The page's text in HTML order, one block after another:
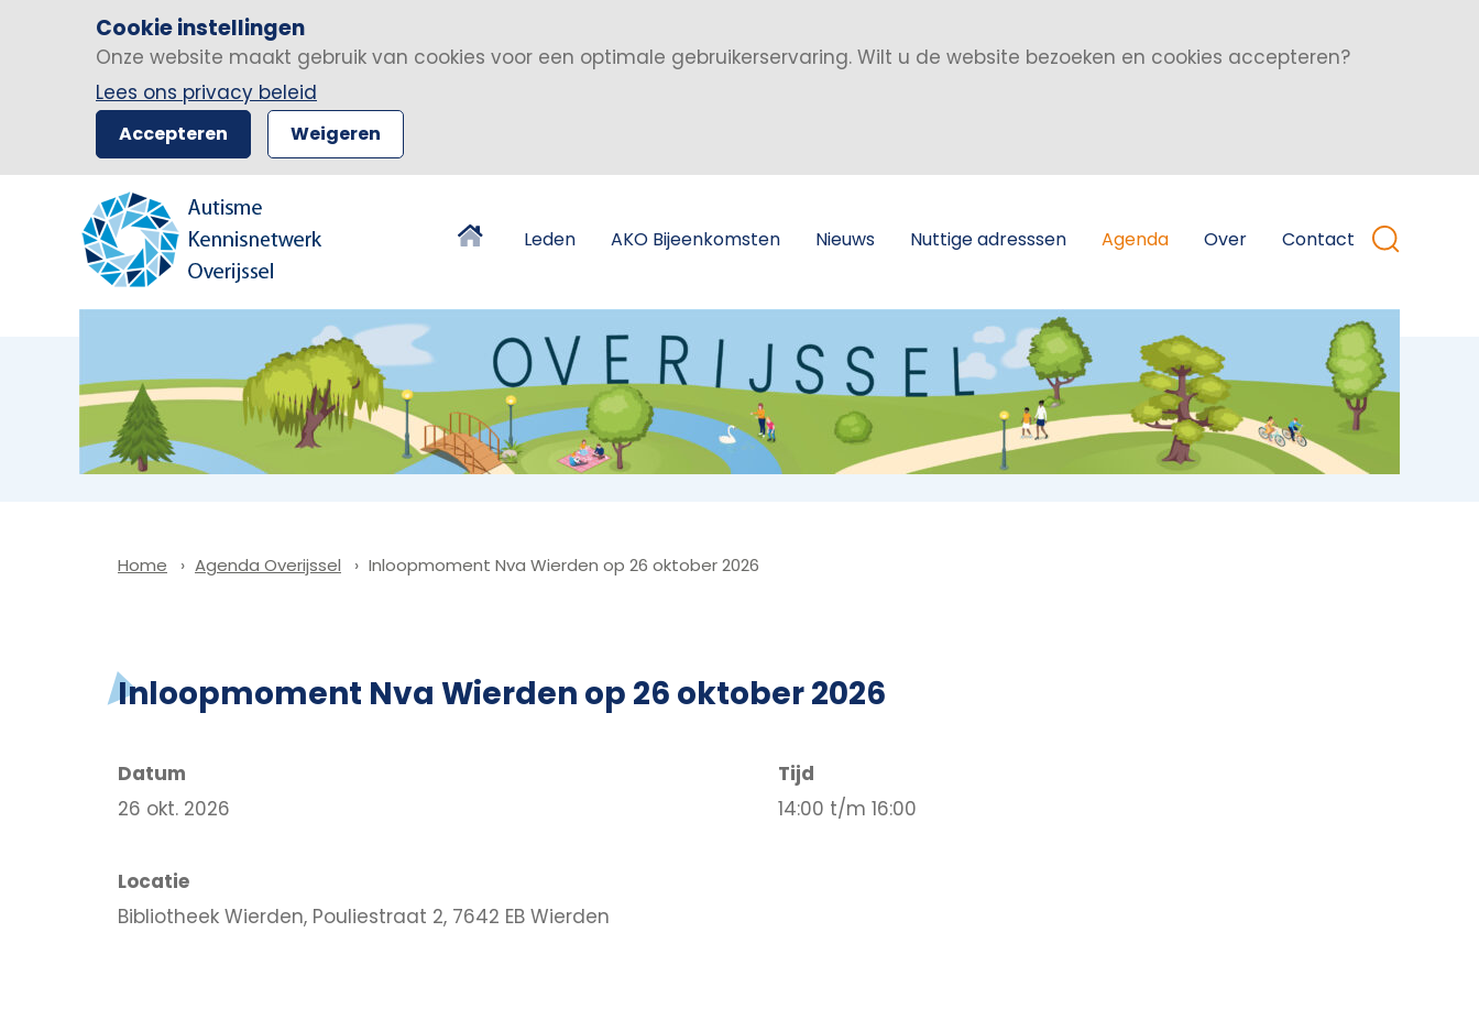
Cookie instellingen
Onze website maakt gebruik van cookies voor een optimale gebruikerservaring. Wilt u de website bezoeken en cookies accepteren?
Lees ons privacy beleid
Accepteren Weigeren
Leden AKO Bijeenkomsten Nieuws Nuttige adresssen Agenda Over Contact
Home Agenda Overijssel Inloopmoment Nva Wierden op 26 oktober 2026
Inloopmoment Nva Wierden op 26 oktober 2026
Datum
26 okt. 2026
Tijd
14:00 t/m 16:00
Locatie
Bibliotheek Wierden, Pouliestraat 2, 7642 EB Wierden